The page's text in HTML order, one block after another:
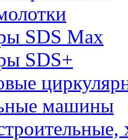
SDS Max
SDS+
машины